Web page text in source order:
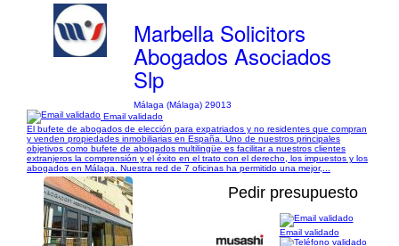
Marbella Solicitors
Abogados Asociados
Slp
Málaga (Málaga) 29013
Email validado
El bufete de abogados de elección para expatriados y no residentes que compran
y venden propiedades inmobiliarias en España. Uno de nuestros principales
objetivos como bufete de abogados multilingüe es facilitar a nuestros clientes
extranjeros la comprensión y el éxito en el trato con el derecho, los impuestos y los
abogados en Málaga. Nuestra red de 7 oficinas ha permitido una mejor,...
Pedir presupuesto
Email validado